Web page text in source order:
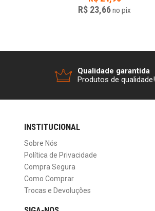
R$ 23,66no pix
Qualidade garantida
Produtos de qualidade!
INSTITUCIONAL
Sobre Nós
Política de Privacidade
Compra Segura
Como Comprar
Trocas e Devoluções